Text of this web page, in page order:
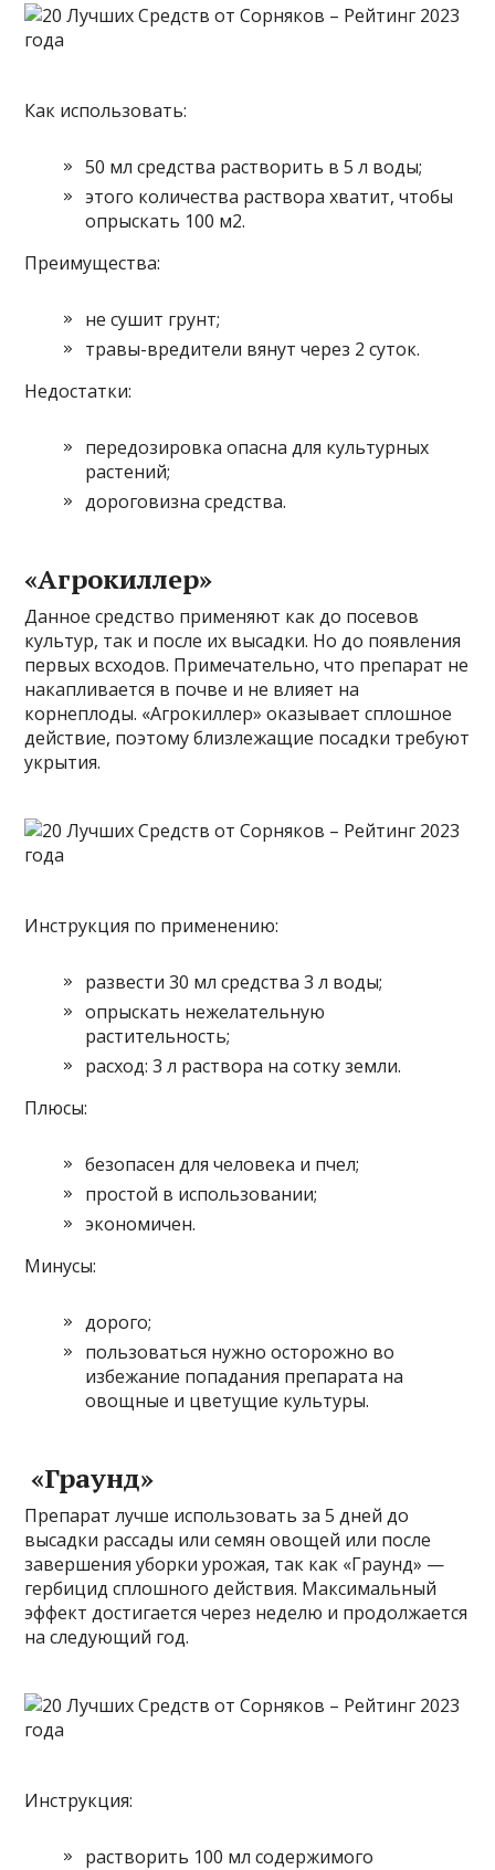
Как использовать:
50 мл средства растворить в 5 л воды;
этого количества раствора хватит, чтобы
опрыскать 100 м2.
Преимущества:
не сушит грунт;
травы-вредители вянут через 2 суток.
Недостатки:
передозировка опасна для культурных
растений;
дороговизна средства.
«Агрокиллер»
Данное средство применяют как до посевов
культур, так и после их высадки. Но до появления
первых всходов. Примечательно, что препарат не
накапливается в почве и не влияет на
корнеплоды. «Агрокиллер» оказывает сплошное
действие, поэтому близлежащие посадки требуют
укрытия.
Инструкция по применению:
развести 30 мл средства 3 л воды;
опрыскать нежелательную
растительность;
расход: 3 л раствора на сотку земли.
Плюсы:
безопасен для человека и пчел;
простой в использовании;
экономичен.
Минусы:
дорого;
пользоваться нужно осторожно во
избежание попадания препарата на
овощные и цветущие культуры.
«Граунд»
Препарат лучше использовать за 5 дней до
высадки рассады или семян овощей или после
завершения уборки урожая, так как «Граунд» —
гербицид сплошного действия. Максимальный
эффект достигается через неделю и продолжается
на следующий год.
Инструкция:
растворить 100 мл содержимого